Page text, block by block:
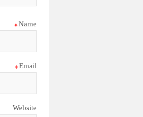
Name
*
Email
*
Website